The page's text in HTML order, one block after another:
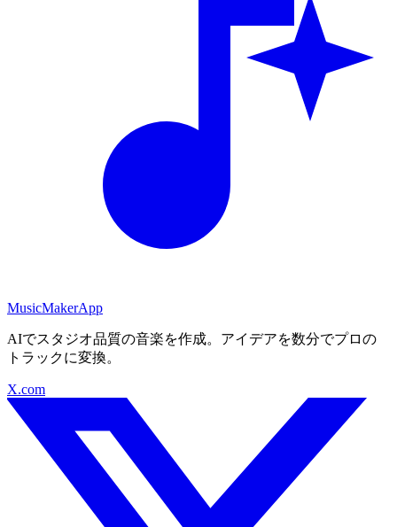
MusicMakerApp
AIでスタジオ品質の音楽を作成。アイデアを数分でプロの
トラックに変換。
X.com